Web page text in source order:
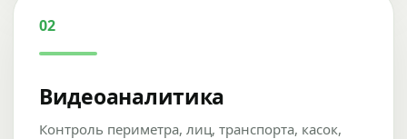
02
Видеоаналитика
Контроль периметра, лиц, транспорта, касок,